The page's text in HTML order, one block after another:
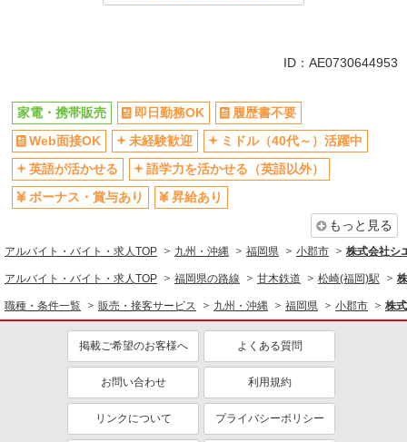
日払い
車通勤OK
交通費支給
社会保険あり
社員登用あり
ID：AE0730644953
家電・携帯販売 即日勤務OK
履歴書不要
Web面接OK
未経験歓迎
ミドル（40代～）活躍中
英語が活かせる
語学力を活かせる（英語以外）
ボーナス・賞与あり
昇給あり
もっと見る
アルバイト・バイト・求人TOP 九州・沖縄 福岡県 小郡市 株式会社シ
アルバイト・バイト・求人TOP 福岡県の路線 甘木鉄道 松崎(福岡)駅
職種・条件一覧 販売・接客サービス 九州・沖縄 福岡県 小郡市 株
掲載ご希望のお客様へ よくある質問
お問い合わせ 利用規約
リンクについて プライバシーポリシー